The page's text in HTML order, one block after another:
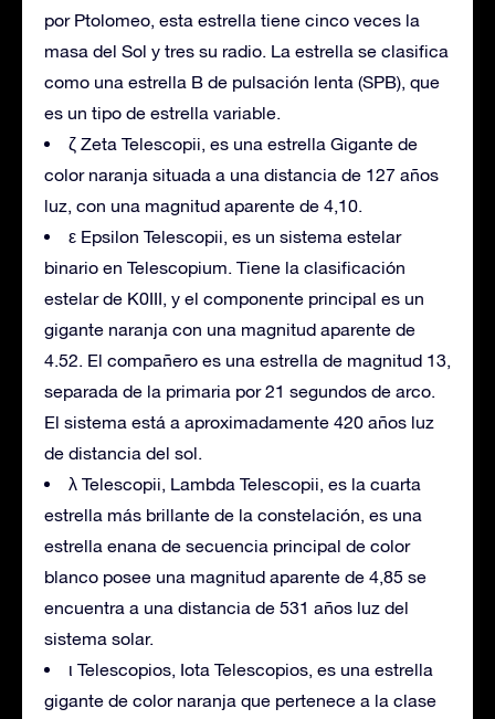
por Ptolomeo, esta estrella tiene cinco veces la
masa del Sol y tres su radio. La estrella se clasifica
como una estrella B de pulsación lenta (SPB), que
es un tipo de estrella variable.
ζ Zeta Telescopii, es una estrella Gigante de
color naranja situada a una distancia de 127 años
luz, con una magnitud aparente de 4,10.
ε Epsilon Telescopii, es un sistema estelar
binario en Telescopium. Tiene la clasificación
estelar de K0III, y el componente principal es un
gigante naranja con una magnitud aparente de
4.52. El compañero es una estrella de magnitud 13,
separada de la primaria por 21 segundos de arco.
El sistema está a aproximadamente 420 años luz
de distancia del sol.
λ Telescopii, Lambda Telescopii, es la cuarta
estrella más brillante de la constelación, es una
estrella enana de secuencia principal de color
blanco posee una magnitud aparente de 4,85 se
encuentra a una distancia de 531 años luz del
sistema solar.
ι Telescopios, Iota Telescopios, es una estrella
gigante de color naranja que pertenece a la clase